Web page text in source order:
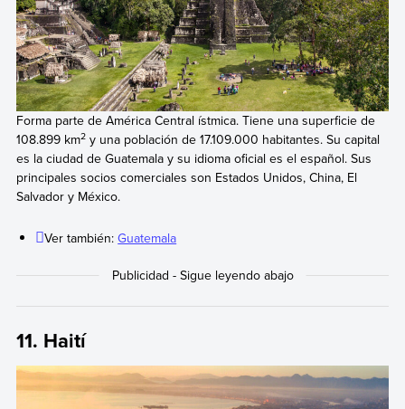
Forma parte de América Central ístmica. Tiene una superficie de
108.899 km2y una población de 17.109.000 habitantes. Su capital
es la ciudad de Guatemala y su idioma oficial es el español. Sus
principales socios comerciales son Estados Unidos, China, El
Salvador y México.
Ver también:Guatemala
11. Haití